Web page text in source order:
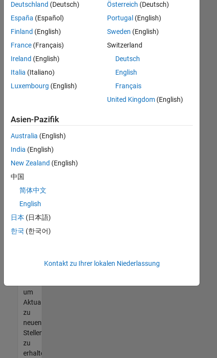
können
die
Suchkriterien
weiter
fassen
oder
alle
Stellenangebote
anzeigen .
noch
keine
offenen
Stellen
können,
die
Ihren
entsprechen,
werden
unseres
um
Aktualisierungen
zu
neuen
Stellenangeboten
zu
erhalten.
Deutschland (Deutsch)
España (Español)
Finland (English)
France (Français)
Ireland (English)
Italia (Italiano)
Luxembourg (English)
Österreich (Deutsch)
Portugal (English)
Sweden (English)
Switzerland
Deutsch
English
Français
United Kingdom(English)
Asien-Pazifik
Australia (English)
India (English)
New Zealand (English)
中国
简体中文
English
日本 (日本語)
한국 (한국어)
Kontakt zu Ihrer lokalen Niederlassung